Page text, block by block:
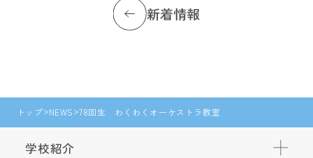
新着情報
トップ NEWS 78回生 わくわくオーケストラ教室
学校紹介